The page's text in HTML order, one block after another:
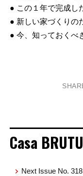
● この１年で完成し
● 新しい家づくりの
● 今、知っておくべ
Casa
Next Issue No.